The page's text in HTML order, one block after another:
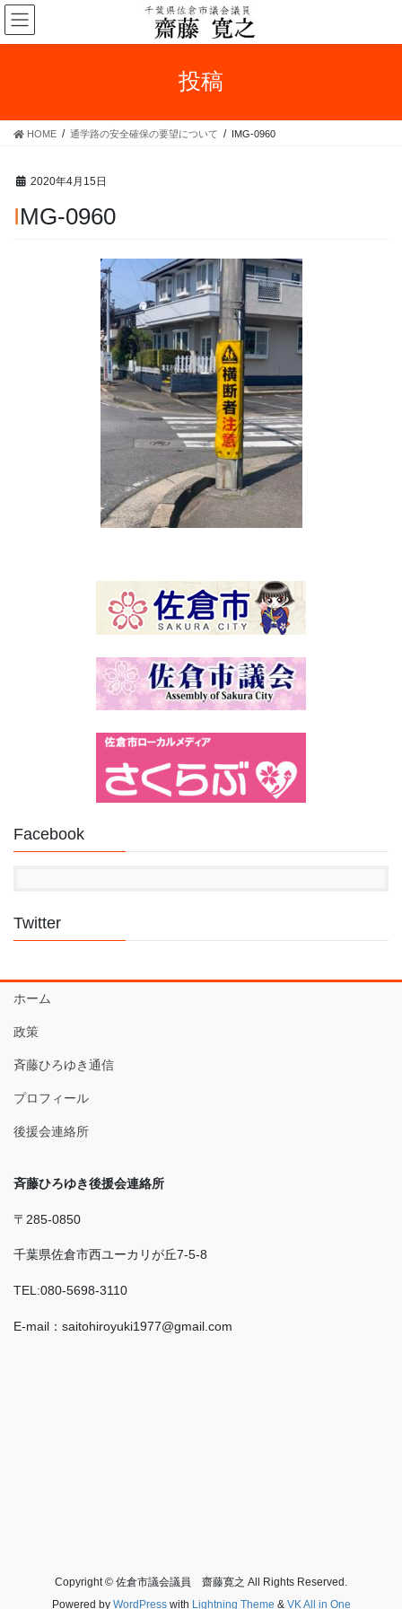
コ
ン
テ
ス
ナ
ビ
ゲ
ン
投稿
HOME 通学路の安全確保の要望について IMG-0960
2020年4月15日
IMG-0960
Facebook
Twitter
ホーム
政策
斉藤ひろゆき通信
プロフィール
後援会連絡所
斉藤ひろゆき後援会連絡所
〒285-0850
千葉県佐倉市西ユーカリが丘7-5-8
TEL:080-5698-3110
E-mail：saitohiroyuki1977@gmail.com
Copyright © 佐倉市議会議員 齋藤寛之 All Rights Reserved.
Powered by WordPresswith Lightning Theme & VK All in One